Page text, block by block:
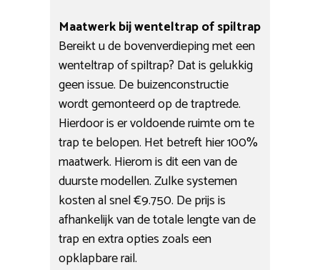
Maatwerk bij wenteltrap of spiltrap
Bereikt u de bovenverdieping met een
wenteltrap of spiltrap? Dat is gelukkig
geen issue. De buizenconstructie
wordt gemonteerd op de traptrede.
Hierdoor is er voldoende ruimte om te
trap te belopen. Het betreft hier 100%
maatwerk. Hierom is dit een van de
duurste modellen. Zulke systemen
kosten al snel €9.750. De prijs is
afhankelijk van de totale lengte van de
trap en extra opties zoals een
opklapbare rail.